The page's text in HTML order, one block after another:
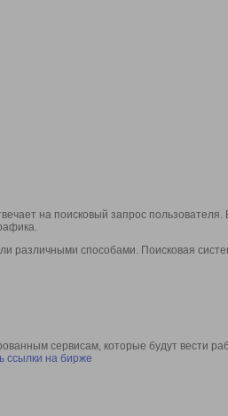
на поисковый запрос
способами. Поисковая
сервисам, которые будут вести
ссылки на бирже